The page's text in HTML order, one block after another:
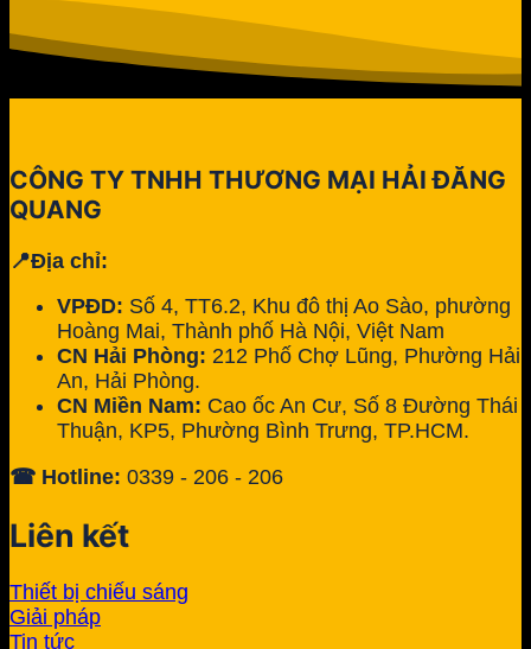
CÔNG TY TNHH THƯƠNG MẠI HẢI ĐĂNG
QUANG
📍Địa chỉ:
VPĐD: Số 4, TT6.2, Khu đô thị Ao Sào, phường
Hoàng Mai, Thành phố Hà Nội, Việt Nam
CN Hải Phòng: 212 Phố Chợ Lũng, Phường Hải
An, Hải Phòng.
CN Miền Nam: Cao ốc An Cư, Số 8 Đường Thái
Thuận, KP5, Phường Bình Trưng, TP.HCM.
☎ Hotline: 0339 - 206 - 206
Liên kết
Thiết bị chiếu sáng
Giải pháp
Tin tức